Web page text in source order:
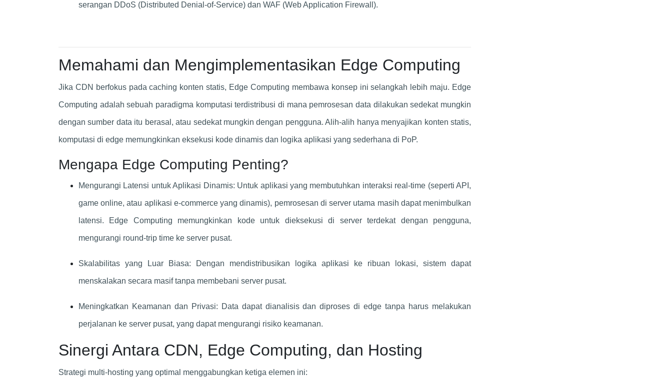
serangan DDoS (Distributed Denial-of-Service) dan WAF (Web Application Firewall).
Memahami dan Mengimplementasikan Edge Computing
Jika CDN berfokus pada caching konten statis, Edge Computing membawa konsep ini selangkah lebih maju. Edge
Computing adalah sebuah paradigma komputasi terdistribusi di mana pemrosesan data dilakukan sedekat mungkin
dengan sumber data itu berasal, atau sedekat mungkin dengan pengguna. Alih-alih hanya menyajikan konten statis,
komputasi di edge memungkinkan eksekusi kode dinamis dan logika aplikasi yang sederhana di PoP.
Mengapa Edge Computing Penting?
Mengurangi Latensi untuk Aplikasi Dinamis: Untuk aplikasi yang membutuhkan interaksi real-time (seperti API,
game online, atau aplikasi e-commerce yang dinamis), pemrosesan di server utama masih dapat menimbulkan
latensi. Edge Computing memungkinkan kode untuk dieksekusi di server terdekat dengan pengguna,
mengurangi round-trip time ke server pusat.
Skalabilitas yang Luar Biasa: Dengan mendistribusikan logika aplikasi ke ribuan lokasi, sistem dapat
menskalakan secara masif tanpa membebani server pusat.
Meningkatkan Keamanan dan Privasi: Data dapat dianalisis dan diproses di edge tanpa harus melakukan
perjalanan ke server pusat, yang dapat mengurangi risiko keamanan.
Sinergi Antara CDN, Edge Computing, dan Hosting
Strategi multi-hosting yang optimal menggabungkan ketiga elemen ini: